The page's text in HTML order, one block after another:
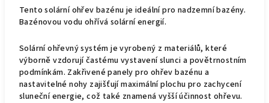
Tento solární ohřev bazénu je ideální pro nadzemní bazény.
Bazénovou vodu ohřívá solární energií.
Solární ohřevný systém je vyrobený z materiálů, které
výborně vzdorují častému vystavení slunci a povětrnostním
podmínkám. Zakřivené panely pro ohřev bazénu a
nastavitelné nohy zajišťují maximální plochu pro zachycení
sluneční energie, což také znamená vyšší účinnost ohřevu.